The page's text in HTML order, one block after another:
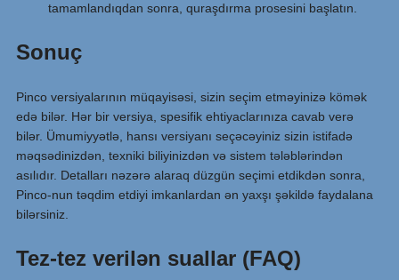
tamamlandıqdan sonra, quraşdırma prosesini başlatın.
Sonuç
Pinco versiyalarının müqayisəsi, sizin seçim etməyinizə kömək
edə bilər. Hər bir versiya, spesifik ehtiyaclarınıza cavab verə
bilər. Ümumiyyətlə, hansı versiyanı seçəcəyiniz sizin istifadə
məqsədinizdən, texniki biliyinizdən və sistem tələblərindən
asılıdır. Detalları nəzərə alaraq düzgün seçimi etdikdən sonra,
Pinco-nun təqdim etdiyi imkanlardan ən yaxşı şəkildə faydalana
bilərsiniz.
Tez-tez verilən suallar (FAQ)